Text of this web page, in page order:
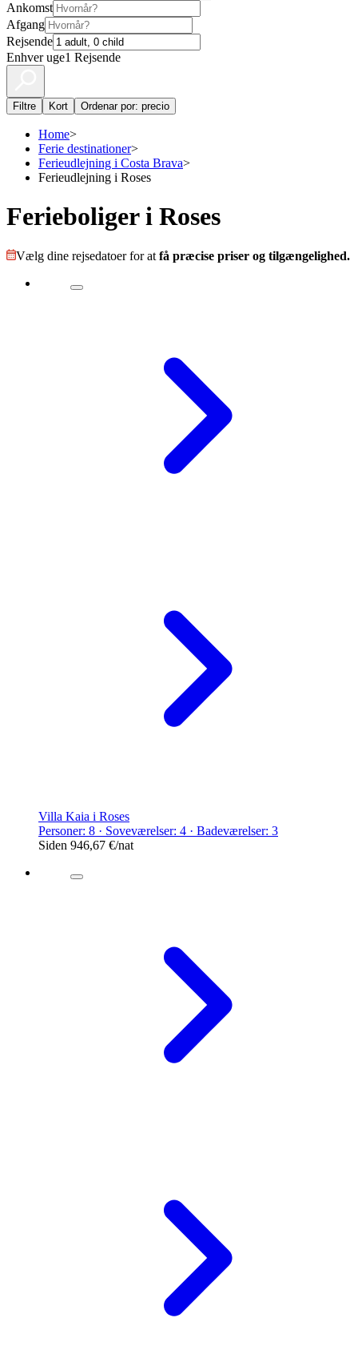
Ankomst
Afgang
Rejsende
Enhver uge1 Rejsende
Filtre Kort Ordenar por: precio
Home>
Ferie destinationer>
Ferieudlejning i Costa Brava>
Ferieudlejning i Roses
Ferieboliger i Roses
Vælg dine rejsedatoer for at få præcise priser og tilgængelighed.
Villa Kaia i Roses
Personer: 8 · Soveværelser: 4 · Badeværelser: 3
Siden 946,67 €/nat